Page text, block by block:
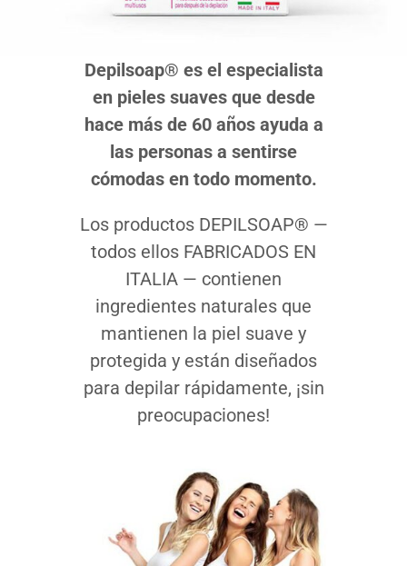
Depilsoap® es el especialista
en pieles suaves que desde
hace más de 60 años ayuda a
las personas a sentirse
cómodas en todo momento.
Los productos DEPILSOAP® —
todos ellos FABRICADOS EN
ITALIA — contienen
ingredientes naturales que
mantienen la piel suave y
protegida y están diseñados
para depilar rápidamente, ¡sin
preocupaciones!